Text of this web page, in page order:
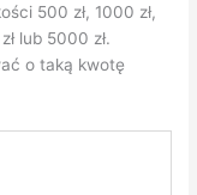
500 zł, 1000 zł,
lub 5000 zł.
o taką kwotę